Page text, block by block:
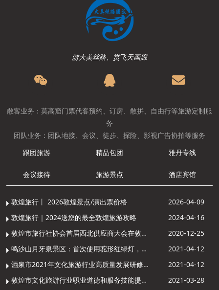
游大美丝路、赏飞天画廊
散客业务：莫高窟门票代客预约、订房、散拼、自由行等旅游定制服
务
团队业务：团队地接、会议、徒步、探险、影视广告协拍等服务
跟团旅游
精品包团 雅丹专线
会议接待 旅游景点 酒店宾馆
敦煌旅行丨 2026敦煌景点/演出票价格
2026-04-09
敦煌旅行｜2024送您的最全敦煌旅游攻略
2024-04-16
敦煌市旅行社协会首届西北供应商大会在敦煌召开
2020-12-25
鸣沙山月牙泉景区：首次使用驼形红绿灯，骆驼“看驼灯绿了”走起来
2021-04-12
酒泉市2021年文化旅游行业高质量发展研修提升培训班敦煌分训点开班
2021-04-12
敦煌市文化旅游行业职业道德和服务技能提升导游专项培训成功举办
2021-03-28